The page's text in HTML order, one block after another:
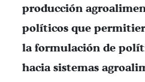
producción
políticos que
la formulación de
hacia sistemas